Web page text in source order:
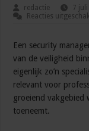
redactie 7
Reacties
Een security
van de veiligheid
eigenlijk zo’n
relevant voor
groeiend vakgebied
toeneemt.